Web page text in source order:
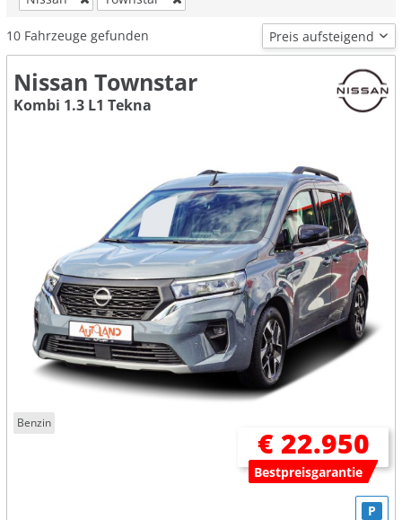
10 Fahrzeuge gefunden
Nissan Townstar
Kombi 1.3 L1 Tekna
Benzin
€ 22.950
Bestpreisgarantie
P